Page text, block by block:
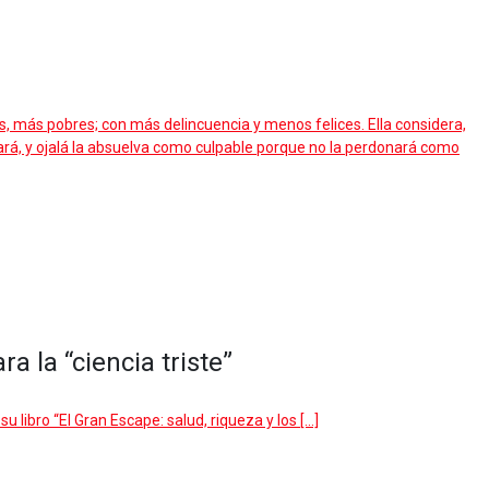
pobres; con más delincuencia y menos felices. Ella considera,
y ojalá la absuelva como culpable porque no la perdonará como
la “ciencia triste”
libro “El Gran Escape: salud, riqueza y los […]